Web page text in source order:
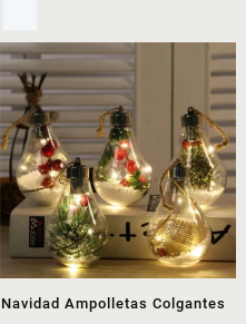
Navidad Ampolletas Colgantes